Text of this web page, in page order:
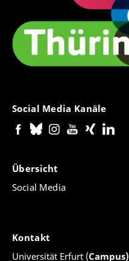
Social Media Kanäle
Übersicht
Social Media
Kontakt
Universität Erfurt (Campus)